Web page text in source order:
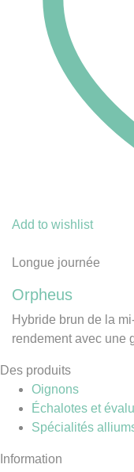
Add to wishlist
Longue journée
Orpheus
Hybride brun de la
rendement avec une
Des produits
Oignons
Échalotes et
Spécialités
Information